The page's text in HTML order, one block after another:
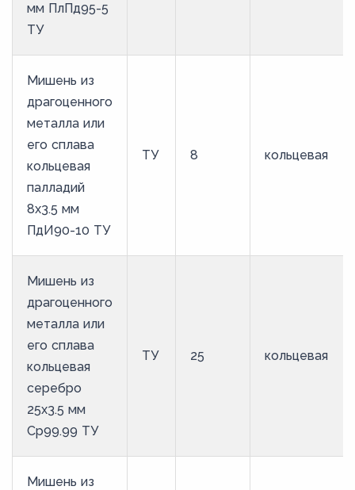
мм ПлПд95-5
ТУ
Мишень из
драгоценного
металла или
его сплава
кольцевая
палладий
8х3.5 мм
ПдИ90-10 ТУ
ТУ 8 кольцевая
Мишень из
драгоценного
металла или
его сплава
кольцевая
серебро
25х3.5 мм
Ср99.99 ТУ
ТУ 25 кольцевая
Мишень из